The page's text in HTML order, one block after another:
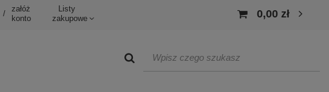
/
załóż
konto
Listy
zakupowe
0,00 zł